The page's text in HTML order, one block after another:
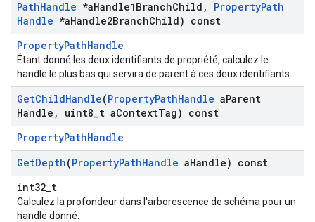
PathHandle *aHandle1BranchChild , PropertyPath
Handle *aHandle2BranchChild) const
PropertyPathHandle
Étant donné les deux identifiants de propriété, calculez le
handle le plus bas qui servira de parent à ces deux identifiants.
GetChildHandle(PropertyPathHandle aParent
Handle , uint8 t aContextTag) const
PropertyPathHandle
GetDepth(PropertyPathHandle aHandle) const
int32_t
Calculez la profondeur dans l'arborescence de schéma pour un
handle donné.